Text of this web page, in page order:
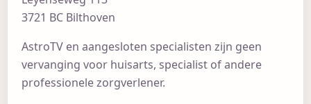
3721 BC Bilthoven
AstroTV en aangesloten specialisten zijn geen
vervanging voor huisarts, specialist of andere
professionele zorgverlener.